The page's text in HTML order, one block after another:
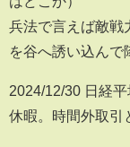
兵法で言えば敵戦
を谷へ誘い込んで
2024/12/30 日経
休暇。時間外取引